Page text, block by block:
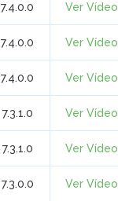
7.4.0.0 Ver Vídeo
7.4.0.0 Ver Vídeo
7.4.0.0 Ver Vídeo
7.3.1.0 Ver Vídeo
7.3.1.0 Ver Vídeo
7.3.0.0 Ver Vídeo